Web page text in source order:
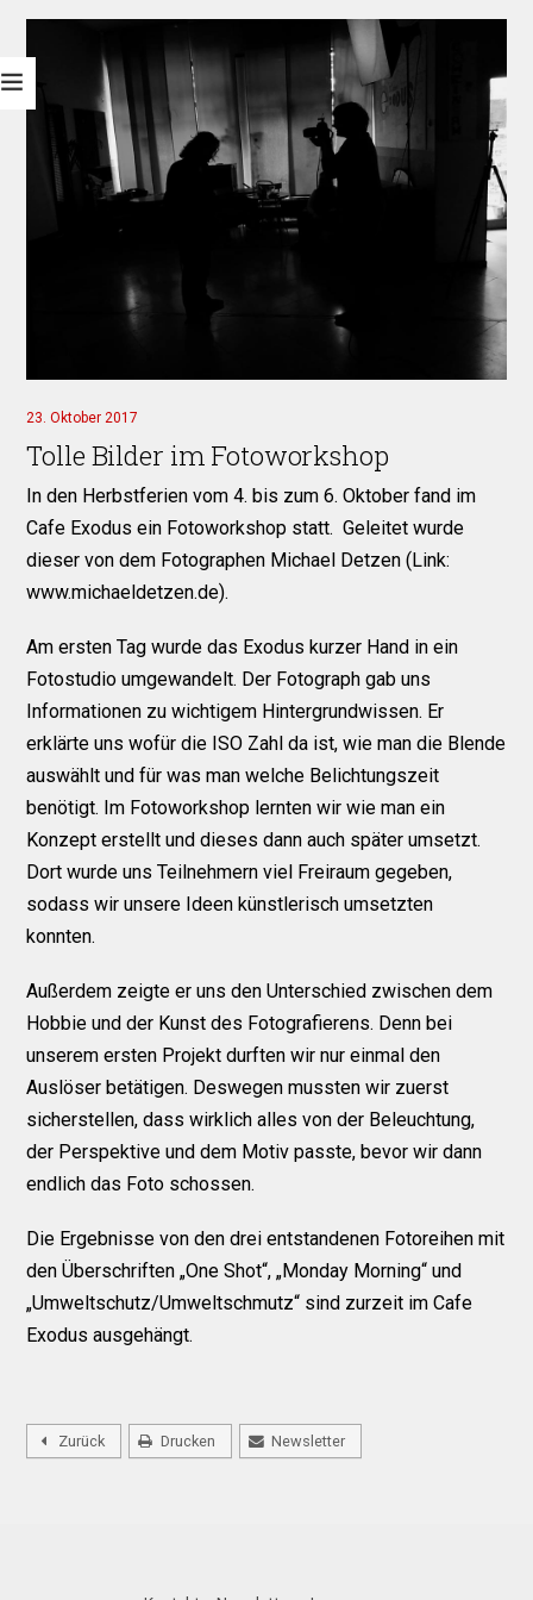
23. Oktober 2017
Tolle Bilder im Fotoworkshop
In den Herbstferien vom 4. bis zum 6. Oktober fand im
Cafe Exodus ein Fotoworkshop statt. Geleitet wurde
dieser von dem Fotographen Michael Detzen(Link:
www.michaeldetzen.de).
Am ersten Tag wurde das Exodus kurzer Hand in ein
Fotostudio umgewandelt. Der Fotograph gab uns
Informationen zu wichtigem Hintergrundwissen. Er
erklärte uns wofür die ISO Zahl da ist, wie man die Blende
auswählt und für was man welche Belichtungszeit
benötigt. Im Fotoworkshop lernten wir wie man ein
Konzept erstellt und dieses dann auch später umsetzt.
Dort wurde uns Teilnehmern viel Freiraum gegeben,
sodass wir unsere Ideen künstlerisch umsetzten
konnten.
Außerdem zeigte er uns den Unterschied zwischen dem
Hobbie und der Kunst des Fotografierens. Denn bei
unserem ersten Projekt durften wir nur einmal den
Auslöser betätigen. Deswegen mussten wir zuerst
sicherstellen, dass wirklich alles von der Beleuchtung,
der Perspektive und dem Motiv passte, bevor wir dann
endlich das Foto schossen.
Die Ergebnisse von den drei entstandenen Fotoreihen mit
den Überschriften „One Shot“, „Monday Morning“ und
„Umweltschutz/Umweltschmutz“ sind zurzeit im Cafe
Exodus ausgehängt.
Zurück Drucken Newsletter